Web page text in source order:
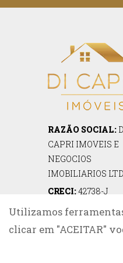
Utilizamos
clicar em "ACEITAR"
RAZÃO SOCIAL:
CAPRI IMOVEIS E
NEGOCIOS
IMOBILIARIOS
CRECI:42738-J
CNPJ:48.982.187/